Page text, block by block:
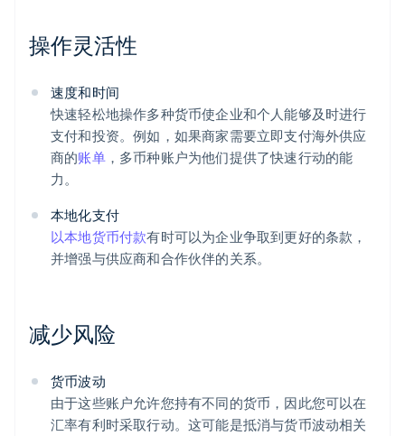
操作灵活性
速度和时间
快速轻松地操作多种货币使企业和个人能够及时进行
支付和投资。例如，如果商家需要立即支付海外供应
商的账单，多币种账户为他们提供了快速行动的能
力。
本地化支付
以本地货币付款有时可以为企业争取到更好的条款，
并增强与供应商和合作伙伴的关系。
减少风险
货币波动
由于这些账户允许您持有不同的货币，因此您可以在
汇率有利时采取行动。这可能是抵消与货币波动相关